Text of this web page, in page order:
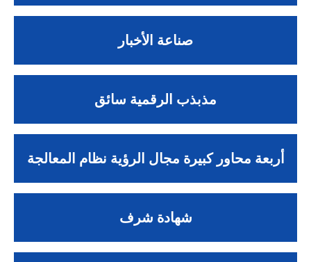
صناعة الأخبار
مذبذب الرقمية سائق
أربعة محاور كبيرة مجال الرؤية نظام المعالجة
شهادة شرف